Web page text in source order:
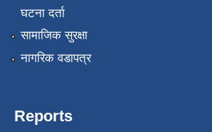
घटना दर्ता
सामाजिक सुरक्षा
नागरिक वडापत्र
Reports